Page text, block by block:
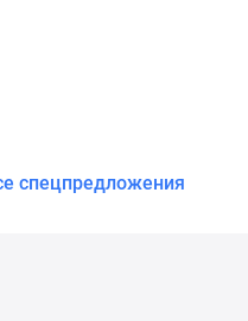
спецпредложения